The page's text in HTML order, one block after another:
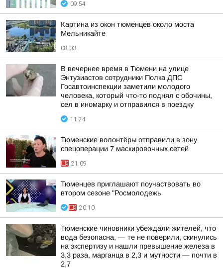
09:54
Картина из окон тюменцев около моста
Мельникайте
08:03
В вечернее время в Тюмени на улице
Энтузиастов сотрудники Полка ДПС
Госавтоинспекции заметили молодого
человека, который что-то поднял с обочины,
сел в иномарку и отправился в поездку
11:24
Тюменские волонтёры отправили в зону
спецоперации 7 маскировочных сетей
21:09
Тюменцев приглашают поучаствовать во
втором сезоне "Росмолодежь
20:10
Тюменские чиновники убеждали жителей, что
вода безопасна, — те не поверили, скинулись
на экспертизу и нашли превышение железа в
3,3 раза, марганца в 2,3 и мутности — почти в
2,7